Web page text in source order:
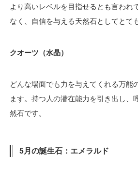
より高いレベルを目指せるとも言われ
なく、自信を与える天然石としてとて
クオーツ（水晶）
どんな場面でも力を与えてくれる万能
ます。持つ人の潜在能力を引き出し、
然石です。
5月の誕生石：エメラルド